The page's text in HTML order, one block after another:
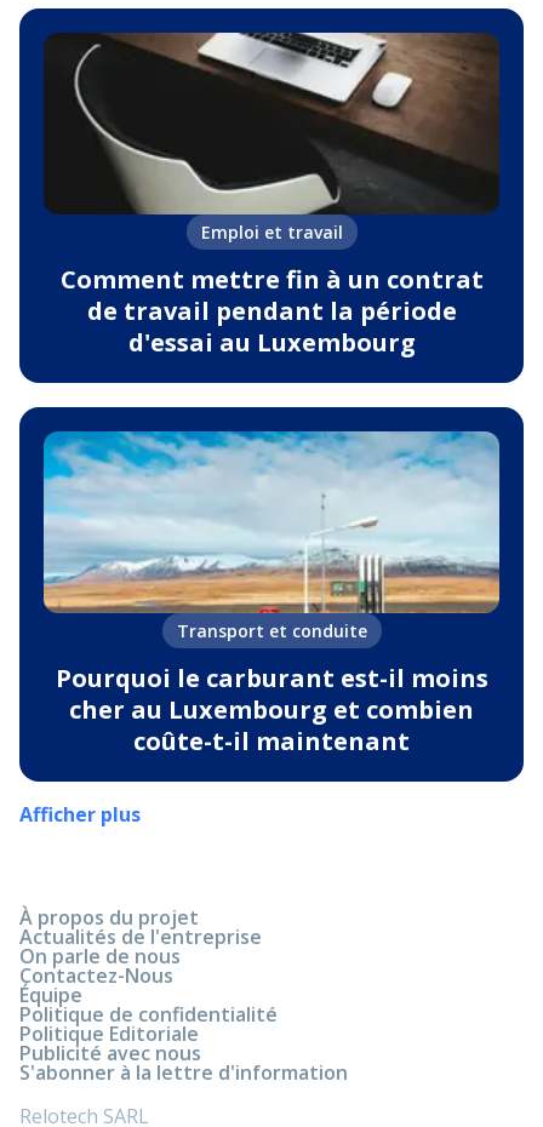
Emploi et travail
Comment mettre fin à un contrat
de travail pendant la période
d'essai au Luxembourg
Transport et conduite
Pourquoi le carburant est-il moins
cher au Luxembourg et combien
coûte-t-il maintenant
Afficher plus
À propos du projet
Actualités de l'entreprise
On parle de nous
Contactez-Nous
Équipe
Politique de confidentialité
Politique Editoriale
Publicité avec nous
S'abonner à la lettre d'information
Relotech SARL